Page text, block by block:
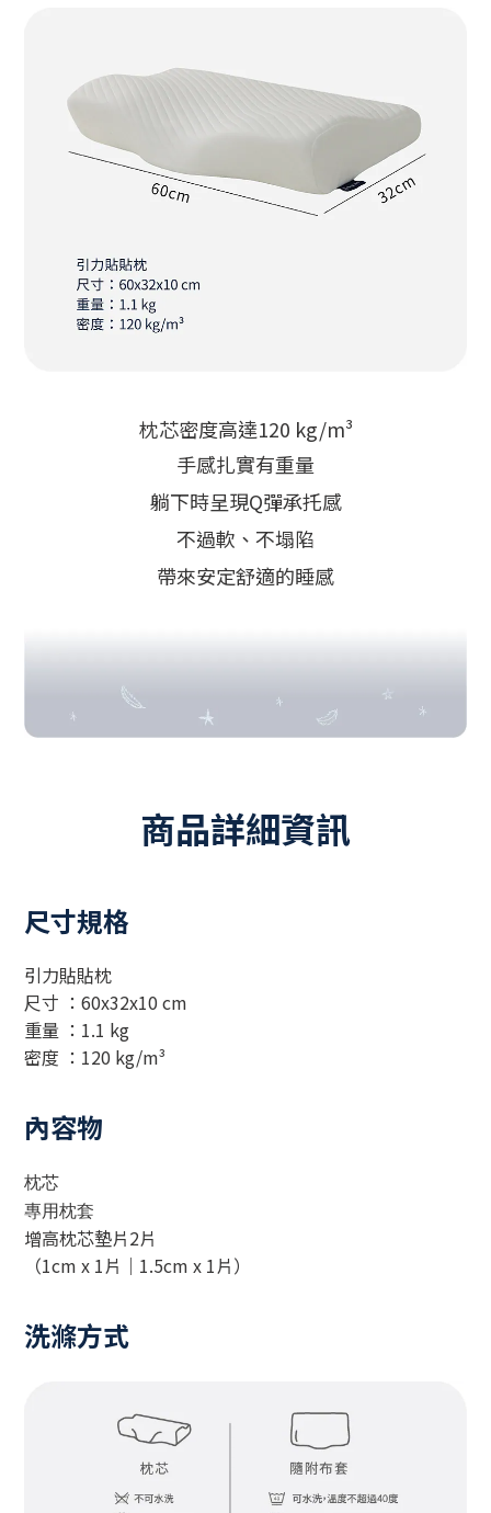
枕芯密度高達120 kg/m³
手感扎實有重量
躺下時呈現Q彈承托感
不過軟、不塌陷
帶來安定舒適的睡感
商品詳細資訊
尺寸規格
引力貼貼枕
尺寸 ：60x32x10 cm
重量 ：1.1 kg
密度 ：120 kg/m³
內容物
枕芯
專用枕套
增高枕芯墊片2片
（1cm x 1片｜1.5cm x 1片）
洗滌方式